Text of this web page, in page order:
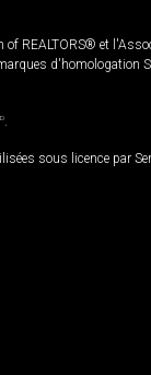
REALTORS® et
sous licence par